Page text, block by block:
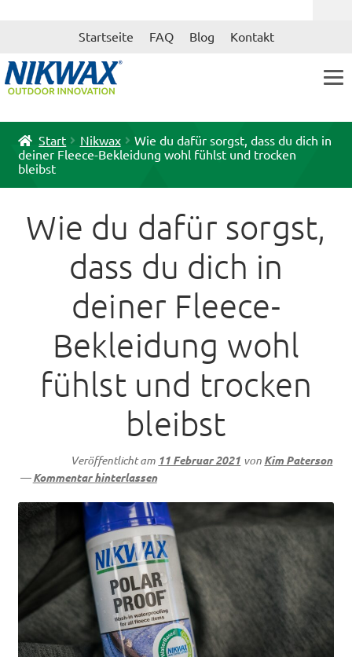
Navigation
Zum
Startseite FAQ Blog Kontakt
Start Nikwax
Wie du dafür sorgst, dass du dich in
deiner Fleece-Bekleidung wohl fühlst und trocken
bleibst
Veröffentlicht am 11 Februar 2021 von Kim Paterson
—Kommentar hinterlassen
Wie du dafür sorgst,
dass du dich in
deiner Fleece-
Bekleidung wohl
fühlst und trocken
bleibst